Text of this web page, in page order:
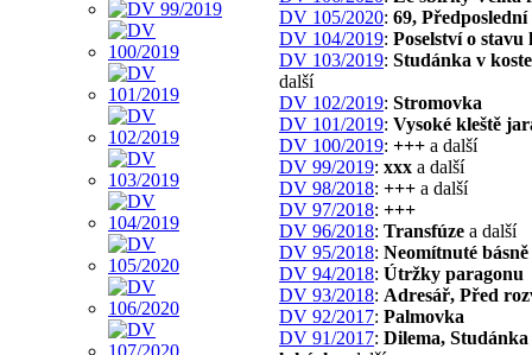
DV 105/2020: 69,
DV 104/2019: Poselství o stavu
DV 103/2019: Studánka v
další
DV 102/2019: Stromovka
DV 101/2019: Vysoké kleště
DV 100/2019: +++ a další
DV 99/2019: xxx a další
DV 98/2018: +++ a další
DV 97/2018: +++
DV 96/2018: Transfúze a další
DV 95/2018: Neomítnuté básně
DV 94/2018: Útržky paragonu
DV 93/2018: Adresář, Před
DV 92/2017: Palmovka
DV 91/2017: Dilema,